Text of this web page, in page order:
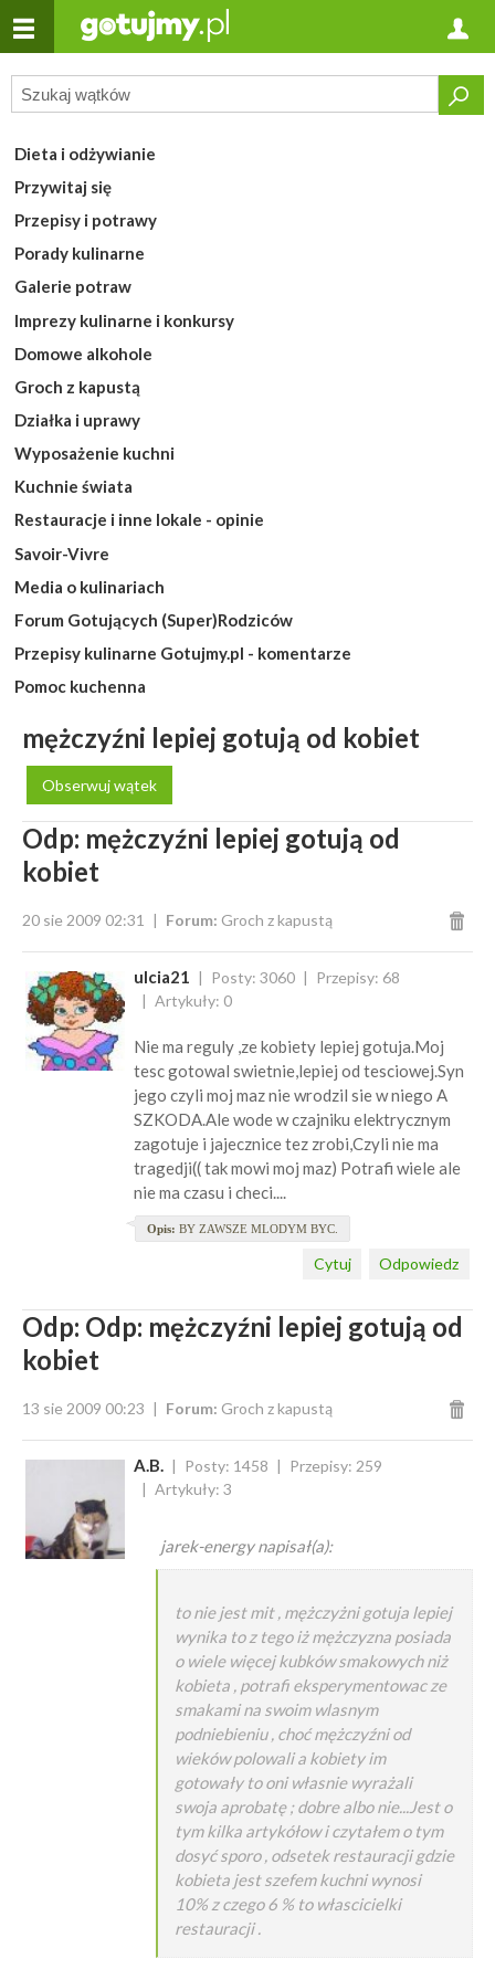
Dieta i odżywianie
Przywitaj się
Przepisy i potrawy
Porady kulinarne
Galerie potraw
Imprezy kulinarne i konkursy
Domowe alkohole
Groch z kapustą
Działka i uprawy
Wyposażenie kuchni
Kuchnie świata
Restauracje i inne lokale - opinie
Savoir-Vivre
Media o kulinariach
Forum Gotujących (Super)Rodziców
Przepisy kulinarne Gotujmy.pl - komentarze
Pomoc kuchenna
mężczyźni lepiej gotują od kobiet
Obserwuj wątek
Odp: mężczyźni lepiej gotują od
kobiet
20 sie 2009 02:31 Forum: Groch z kapustą
ulcia21 Posty: 3060
Przepisy: 68
Artykuły: 0
Nie ma reguly ,ze kobiety lepiej gotuja.Moj
tesc gotowal swietnie,lepiej od tesciowej.Syn
jego czyli moj maz nie wrodzil sie w niego A
SZKODA.Ale wode w czajniku elektrycznym
zagotuje i jajecznice tez zrobi,Czyli nie ma
tragedji(( tak mowi moj maz) Potrafi wiele ale
nie ma czasu i checi....
Opis: BY ZAWSZE MLODYM BYC.
Odpowiedz
Cytuj
Odp: Odp: mężczyźni lepiej gotują od
kobiet
13 sie 2009 00:23 Forum: Groch z kapustą
A.B. Posty: 1458
Przepisy: 259
Artykuły: 3
jarek-energy napisał(a):
to nie jest mit , mężczyżni gotuja lepiej
wynika to z tego iż mężczyzna posiada
o wiele więcej kubków smakowych niż
kobieta , potrafi eksperymentowac ze
smakami na swoim wlasnym
podniebieniu , choć mężczyźni od
wieków polowali a kobiety im
gotowały to oni własnie wyrażali
swoja aprobatę ; dobre albo nie...Jest o
tym kilka artykółow i czytałem o tym
dosyć sporo , odsetek restauracji gdzie
kobieta jest szefem kuchni wynosi
10% z czego 6 % to włascicielki
restauracji .